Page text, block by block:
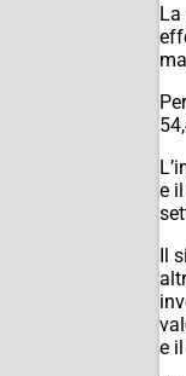
La
e
Il
e